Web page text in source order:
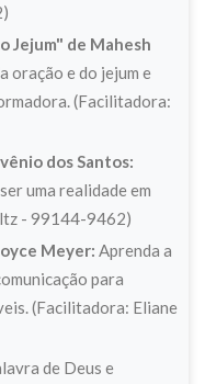
Jejum" de Mahesh
oração e do jejum e
(Facilitadora:
dos Santos:
uma realidade em
- 99144-9462)
Meyer: Aprenda a
para
(Facilitadora: Eliane
de Deus e